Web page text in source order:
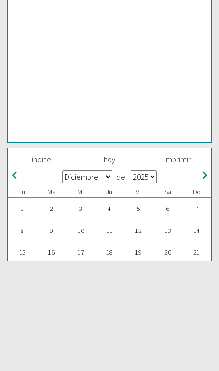
índice hoy imprimir
de
Lu Ma Mi Ju Vi Sá
Do
1
2 3 4 5 6 7
8 9 10 11 12 13 14
15 16 17 18 19 20 21